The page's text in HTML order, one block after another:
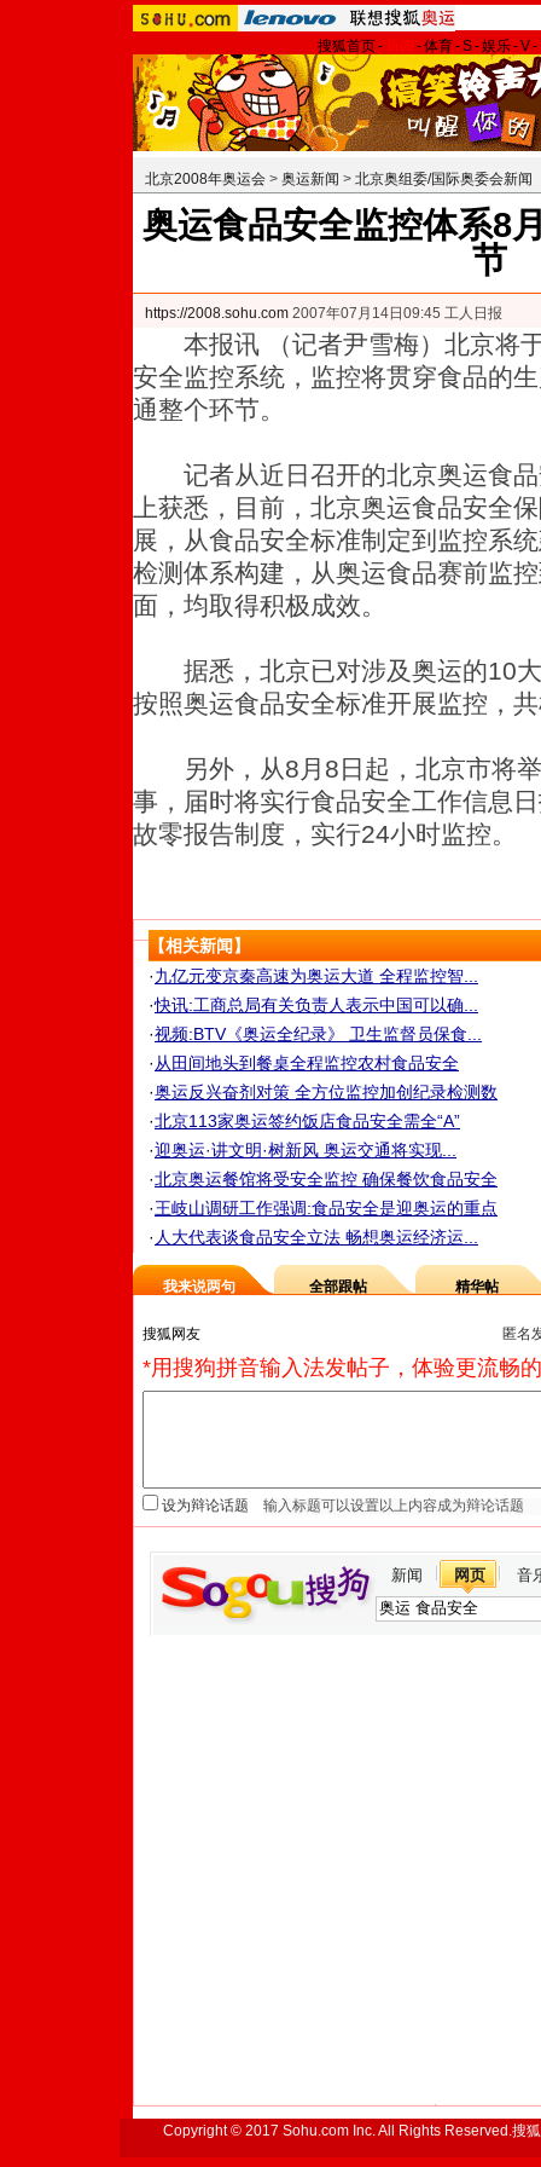
搜狐首页- -体育-S-娱乐-V-
北京2008年奥运会 > 奥运新闻 > 北京奥组委/国际奥委会新闻
奥运食品安全监控体系8
节
https://2008.sohu.com 2007年07月14日09:45 工人日报
本报讯 （记者尹雪梅）北京将
安全监控系统，监控将贯穿食品的
通整个环节。
记者从近日召开的北京奥运食品
上获悉，目前，北京奥运食品安全
展，从食品安全标准制定到监控系
检测体系构建，从奥运食品赛前监
面，均取得积极成效。
据悉，北京已对涉及奥运的10大
按照奥运食品安全标准开展监控，
另外，从8月8日起，北京市将举
事，届时将实行食品安全工作信息
故零报告制度，实行24小时监控。
【相关新闻】
·九亿元变京秦高速为奥运大道 全程监控智...
·快讯:工商总局有关负责人表示中国可以确...
·视频:BTV《奥运全纪录》 卫生监督员保食...
· 从田间地头到餐桌全程监控农村食品安全
·奥运反兴奋剂对策 全方位监控加创纪录检测数
·北京113家奥运签约饭店食品安全需全“A”
·迎奥运·讲文明·树新风 奥运交通将实现...
·北京奥运餐馆将受安全监控 确保餐饮食品安全
·王岐山调研工作强调:食品安全是迎奥运的重点
· 人大代表谈食品安全立法 畅想奥运经济运...
我来说两句 全部跟帖 精华帖
匿名
*用搜狗拼音输入法发帖子，体验更流畅
设为辩论话题
新闻 网页 音
Copyright © 2017 Sohu.com Inc. All Rights Reserved.搜